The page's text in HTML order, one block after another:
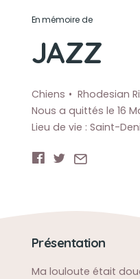
En mémoire de
JAZZ
Chiens Rhodesian
Nous a quittés le 16
Lieu de vie : Saint-
Présentation
Ma louloute était